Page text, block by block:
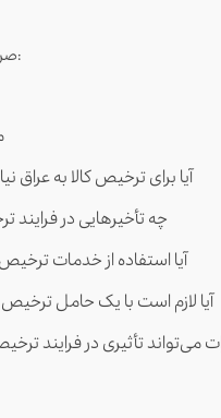
۳. صرفه‌جویی در زمان و هزینه:
1. آیا برای ترخیص کالا به
2. چه تأخیرهایی در
3. آیا استفاده از خدمات
4. آیا لازم است با یک حامل
می‌تواند تأثیری در فرایند